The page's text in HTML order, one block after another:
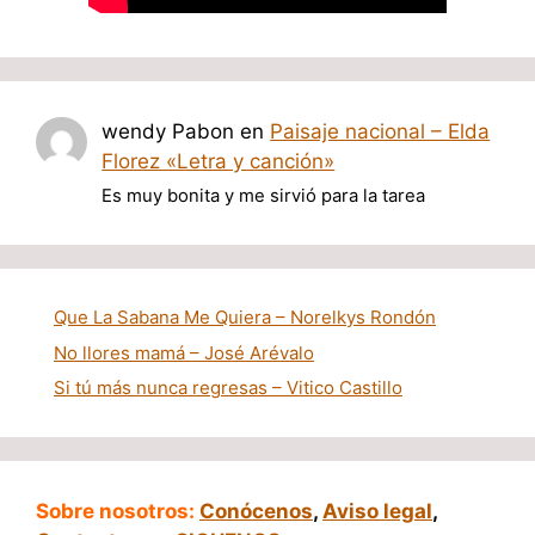
wendy Pabon en Paisaje nacional – Elda
Florez «Letra y canción»
Es muy bonita y me sirvió para la tarea
Que La Sabana Me Quiera – Norelkys Rondón
No llores mamá – José Arévalo
Si tú más nunca regresas – Vitico Castillo
Sobre nosotros: Conócenos, Aviso legal,